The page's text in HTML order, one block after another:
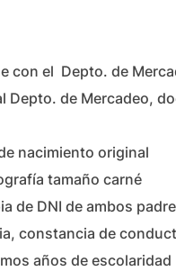
con el Depto. de
Depto. de Mercadeo,
nacimiento original
tamaño carné
de DNI de ambos
constancia de
años de escolaridad